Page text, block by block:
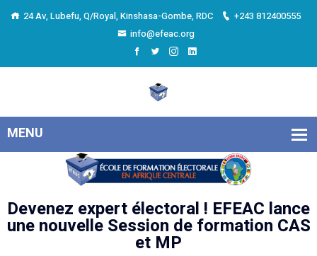
24 Av, Lubefu, Q/Royal, Kinshasa-Gombe, RDC
+243 812400555
info@efeac.org
Devenez expert électoral ! EFEAC lance
une nouvelle Session de formation CAS
et MP